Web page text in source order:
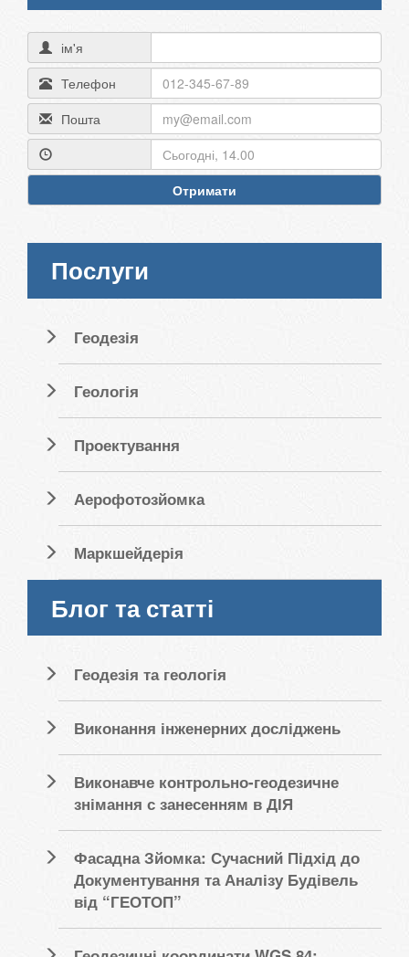
ім'я
Телефон
Пошта
Отримати
Послуги
Геодезія
Геологія
Проектування
Аерофотозйомка
Маркшейдерія
Блог та статті
Геодезія та геологія
Виконання інженерних досліджень
Виконавче контрольно-геодезичне
знімання с занесенням в ДІЯ
Фасадна Зйомка: Сучасний Підхід до
Документування та Аналізу Будівель
від “ГЕОТОП”